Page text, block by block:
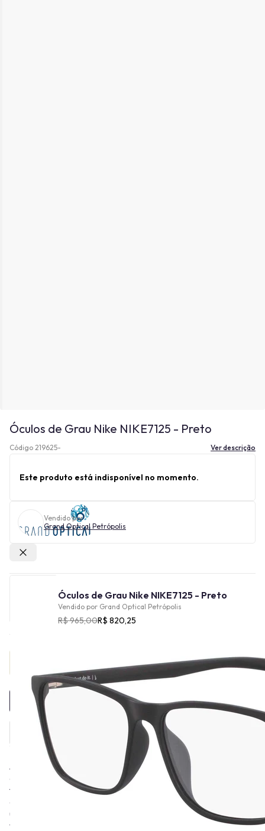
Óculos de Grau Nike NIKE7125 - Preto
Código 219625- Ver descrição
Este produto está indisponível no momento.
Vendido por
Grand Optical Petrópolis
Óculos de Grau Nike NIKE7125 - Preto
Vendido por Grand Optical Petrópolis
R$ 965,00R$ 820,25
Provador Virtual
INDISPONÍVEL
A Nike Vision acredita que se você tem um corpo, você é um
atleta. É por isso que a missão é levar inspiração e inovação a
todos os atletas do mundo. Com produtos projetados com base
em insights de atletas e inovações revolucionárias, estão para
ultrapassar limites nas coleções, trazendo óculos que ajudam
você a se movimentar, ter o melhor desempenho e viver o seu